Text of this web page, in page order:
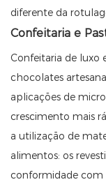
diferente da
Confeitaria e
Confeitaria de luxo
chocolates
aplicações de
crescimento mais
a utilização de
alimentos: os
conformidade com